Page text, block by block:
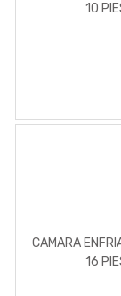
10
CAMARA
16